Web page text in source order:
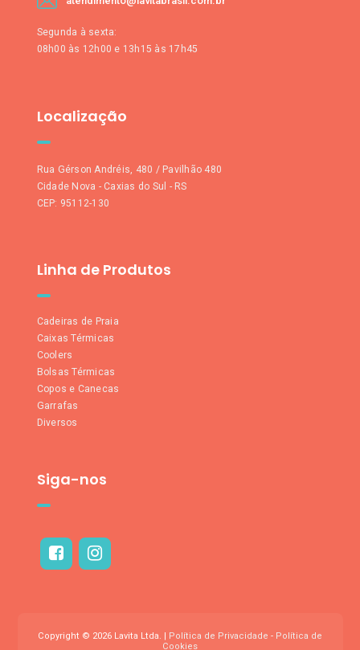
Segunda à sexta:
08h00 às 12h00 e 13h15 às 17h45
Localização
Rua Gérson Andréis, 480 / Pavilhão 480
Cidade Nova - Caxias do Sul - RS
CEP: 95112-130
Linha de Produtos
Cadeiras de Praia
Caixas Térmicas
Coolers
Bolsas Térmicas
Copos e Canecas
Garrafas
Diversos
Siga-nos
Copyright © 2026 Lavita Ltda. | Política de Privacidade - Política de
Cookies